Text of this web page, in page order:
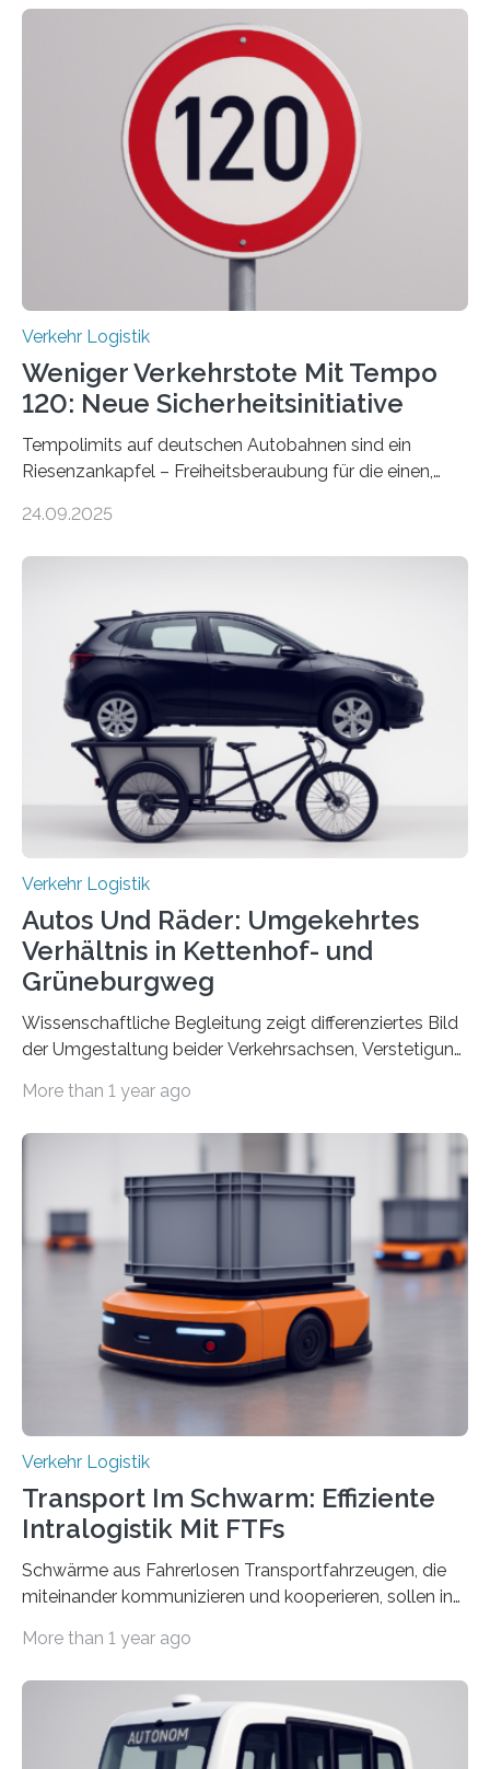
Verkehr Logistik
Weniger Verkehrstote Mit Tempo
120: Neue Sicherheitsinitiative
Tempolimits auf deutschen Autobahnen sind ein
Riesenzankapfel – Freiheitsberaubung für die einen,
Nach rund 50 Jahren hat eine Wissenschaftlerin der
die Zahl der Verkehrstoten sogar um 35 Prozent. Die
Studie ist in der Zeitschrift Transportation Research
Part A: Policy and Practice vom 5. August 2025 online
veröffentlicht. Die deutschen Autobahnen sind…
24.09.2025
Verkehr Logistik
Autos Und Räder: Umgekehrtes
Verhältnis in Kettenhof- und
Grüneburgweg
Wissenschaftliche Begleitung zeigt differenziertes Bild
der Umgestaltung beider Verkehrsachsen, Verstetigung
fördern sowie die Wohn- und Aufenthaltsqualität zu
an der Achse Kettenhofweg/Robert-Mayer-Straße
durch. Wie diese angenommen werden und was sie
bewirken, haben Forscher*innen der Frankfurt University
of Applied Sciences (Frankfurt UAS) untersucht und
ziehen insgesamt eine positive Bilanz. Gemeinsam mit
Vertreter*innen der Stadt Frankfurt stellten sie am 15.
Mai 2025…
More than 1 year ago
Verkehr Logistik
Transport Im Schwarm: Effiziente
Intralogistik Mit FTFs
Schwärme aus Fahrerlosen Transportfahrzeugen, die
miteinander kommunizieren und kooperieren, sollen in
An dieser innovativen Idee arbeiten Forschende aus
das Fraunhofer Institut für Integrierte Schaltungen IIS
die kommunikationstechnische Umsetzung erforscht,
untersucht das IPH – Institut für Integrierte Produktion
More than 1 year ago